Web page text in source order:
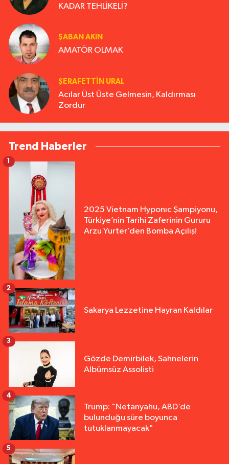
KADAR TEHLİKELİ?
ŞABAN AKIN
AMATÖR OLMAK
ŞERAFETTIN URAL
Acılar Üst Üste Gelmesin, Kaldırması
Zordur
Trend Haberler
2025 Vietnam Hyponıc Şampiyonu,
Türkiye’nin Tarihi Zaferinin Gururu
Arzu Yurter’den Bomba Açılış!
1
Sakarya Lezzetine Hayran Kaldılar
2
Gözde Demirbilek, Sahnelerin
Albümsüz Assolisti
3
Trump: "Netanyahu, ABD’de
bulunduğu süre boyunca
tutuklanmayacak"
4
5